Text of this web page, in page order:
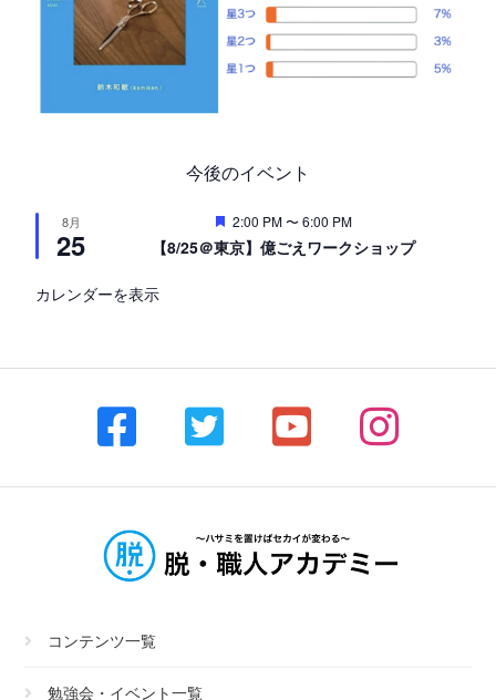
今後のイベント
8月
25
注
目
2:00 PM〜6:00 PM
【8/25＠東京】億ごえワークショップ
カレンダーを表示
コンテンツ一覧
勉強会・イベント一覧